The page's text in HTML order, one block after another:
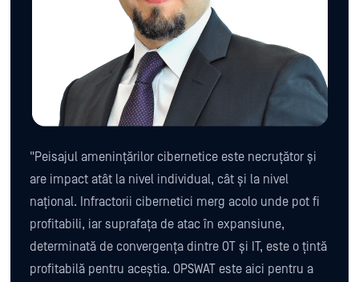
"Peisajul amenințărilor cibernetice este necruțător și
are impact atât la nivel individual, cât și la nivel
național. Infractorii cibernetici merg acolo unde pot fi
profitabili, iar suprafața de atac în expansiune,
determinată de convergența dintre OT și IT, este o țintă
profitabilă pentru aceștia. OPSWAT este aici pentru a